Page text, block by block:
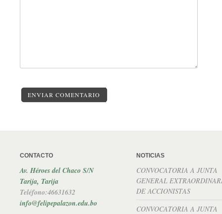
ENVIAR COMENTARIO
CONTACTO
Av. Héroes del Chaco S/N
Tarija, Tarija
Teléfono:46631632
info@felipepalazon.edu.bo
NOTICIAS
CONVOCATORIA A JUNTA
GENERAL
DE ACCIONISTAS
CONVOCATORIA A JUNTA